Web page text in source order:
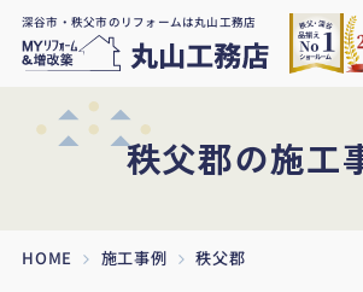
深谷市・秩父市のリフォームは丸山工務店
秩父郡の施工
HOME 施工事例 秩父郡